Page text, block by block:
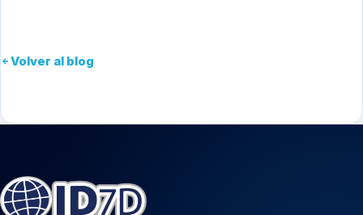
Volver al blog